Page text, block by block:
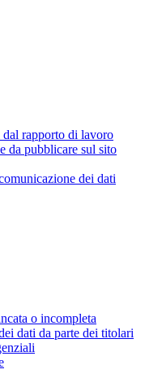
rapporto di lavoro
da pubblicare sul sito
dei dati
o incompleta
dati da parte dei titolari